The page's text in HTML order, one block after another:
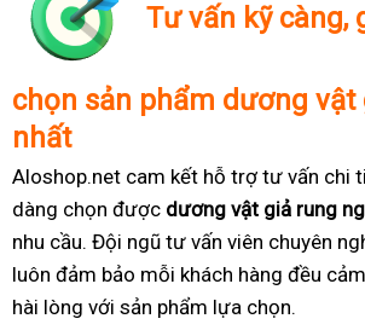
Tư vấn kỹ càng,
chọn sản phẩm dương vật
nhất
Aloshop.net cam kết hỗ trợ tư vấn chi
dàng chọn được dương vật giả rung
nhu cầu. Đội ngũ tư vấn viên chuyên
luôn đảm bảo mỗi khách hàng đều
hài lòng với sản phẩm lựa chọn.